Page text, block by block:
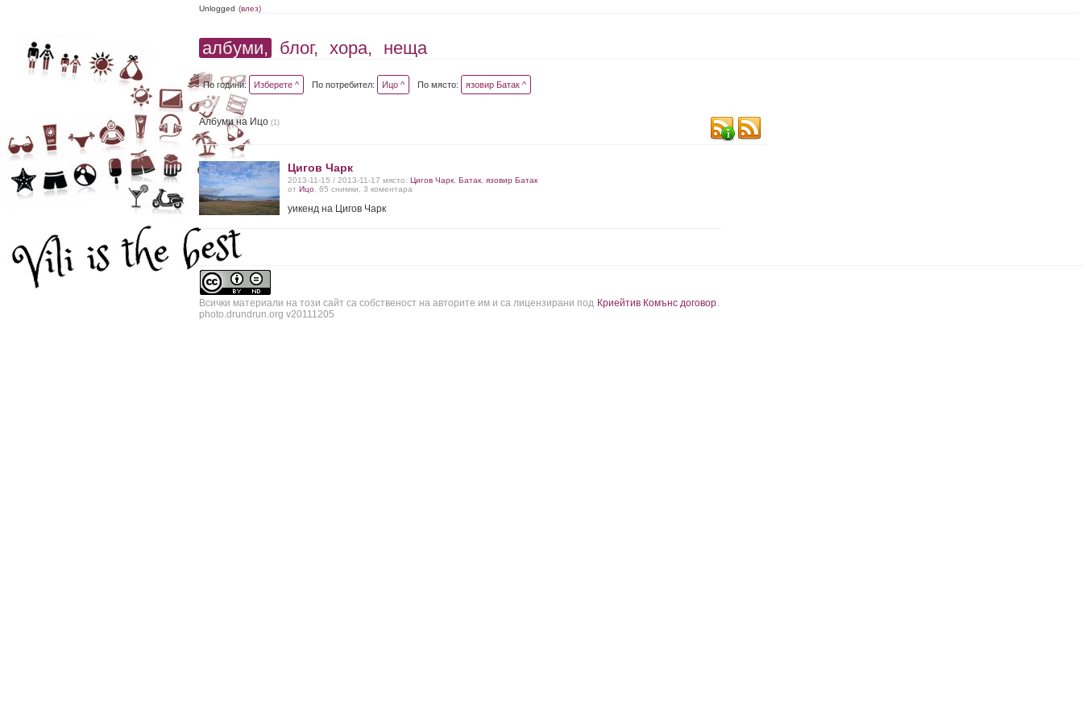
Unlogged (влез)
албуми, блог, хора, неща
По години: Изберете ^ По потребител: Ицо ^ По място: язовир Батак ^
Албуми на Ицо (1)
Цигов Чарк
2013-11-15 / 2013-11-17 място: Цигов Чарк, Батак, язовир Батак
от Ицо, 65 снимки, 3 коментара
уикенд на Цигов Чарк
Всички материали на този сайт са собственост на авторите им и са лицензирани под Криейтив Комънс договор.
photo.drundrun.org v20111205